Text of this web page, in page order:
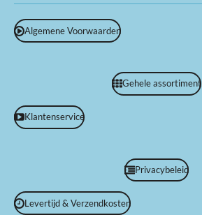
Algemene Voorwaarden
Gehele assortiment
Klantenservice
Privacybeleid
Levertijd & Verzendkosten